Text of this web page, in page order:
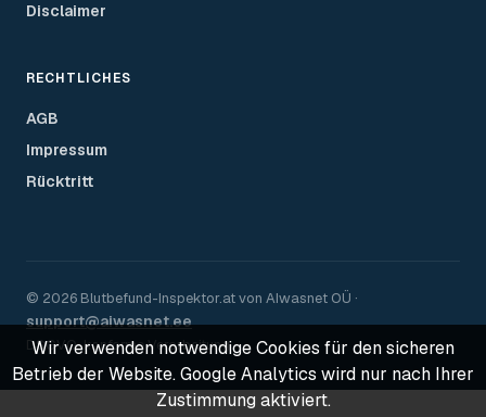
Disclaimer
RECHTLICHES
AGB
Impressum
Rücktritt
© 2026 Blutbefund-Inspektor.atvon AIwasnet OÜ ·
support@aiwasnet.ee
DSGVO-konforme Verarbeitung
Wir verwenden notwendige Cookies für den sicheren
Betrieb der Website. Google Analytics wird nur nach Ihrer
Zustimmung aktiviert.